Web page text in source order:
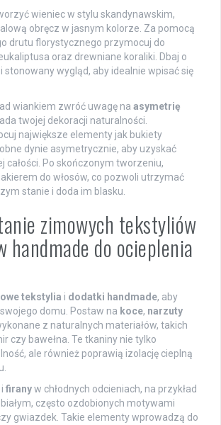
wieniec w stylu skandynawskim,
obręcz w jasnym kolorze. Za pomocą
drutu florystycznego przymocuj do
oraz drewniane koraliki. Dbaj o
stonowany wygląd, aby idealnie wpisać się
wiankiem zwróć uwagę na asymetrię
twojej dekoracji naturalności.
największe elementy jak bukiety
dynie asymetrycznie, aby uzyskać
całości. Po skończonym tworzeniu,
do włosów, co pozwoli utrzymać
stanie i doda im blasku.
zimowych tekstyliów
handmade do ocieplenia
tekstylia i dodatki handmade, aby
domu. Postaw na koce, narzuty
z naturalnych materiałów, takich
czy bawełna. Te tkaniny nie tylko
ale również poprawią izolację cieplną
i firanyw chłodnych odcieniach, na przykład
często ozdobionych motywami
gwiazdek. Takie elementy wprowadzą do